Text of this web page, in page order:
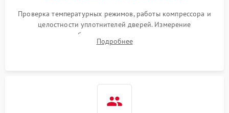
работе
2000 ₽ Подробнее →
1000 ₽
1800 ₽
Проверка температурных режимов, работы компрессора и
целостности уплотнителей дверей. Измерение
сопротивления обмоток мотора, проверка термостата и
считывание кодов ошибок с электронного дисплея.
Подробнее